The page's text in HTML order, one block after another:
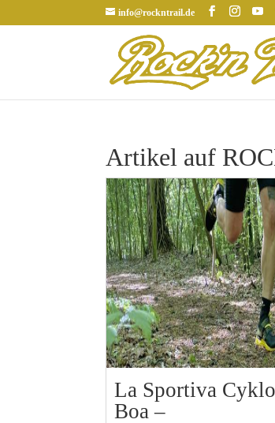
info@rockntrail.de
Artikel auf
La Sportiva
Boa –